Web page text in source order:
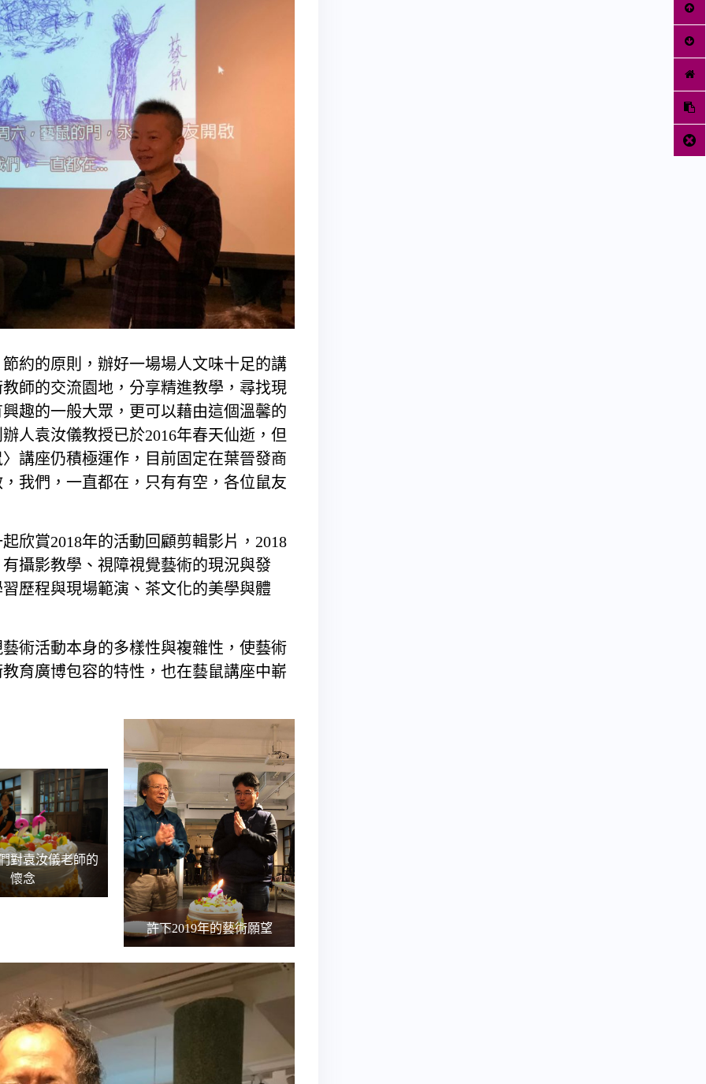
約的原則，辦好一場場人文味十足的講
師的交流園地，分享精進教學，尋找現
趣的一般大眾，更可以藉由這個溫馨的
人袁汝儀教授已於2016年春天仙逝，但
講座仍積極運作，目前固定在葉晉發商
我們，一直都在，只有有空，各位鼠友
欣賞2018年的活動回顧剪輯影片，2018
攝影教學、視障視覺藝術的現況與發
歷程與現場範演、茶文化的美學與體
術活動本身的多樣性與複雜性，使藝術
育廣博包容的特性，也在藝鼠講座中嶄
對袁汝儀老師的
懷念
許下2019年的藝術願望